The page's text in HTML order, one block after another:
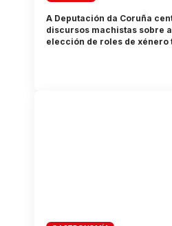
A Deputación da Coruña
discursos machistas sobre
elección de roles de